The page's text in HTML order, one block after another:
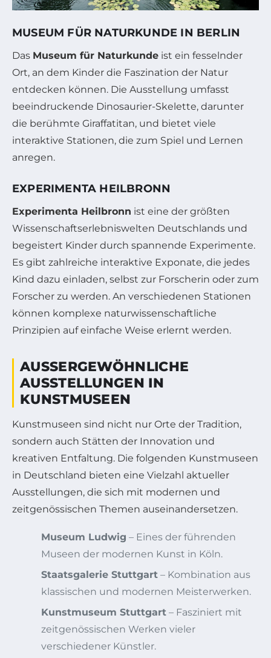
MUSEUM FÜR NATURKUNDE IN BERLIN
Das Museum für Naturkunde ist ein fesselnder
Ort, an dem Kinder die Faszination der Natur
entdecken können. Die Ausstellung umfasst
beeindruckende Dinosaurier-Skelette, darunter
die berühmte Giraffatitan, und bietet viele
interaktive Stationen, die zum Spiel und Lernen
anregen.
EXPERIMENTA HEILBRONN
Experimenta Heilbronn ist eine der größten
Wissenschaftserlebniswelten Deutschlands und
begeistert Kinder durch spannende Experimente.
Es gibt zahlreiche interaktive Exponate, die jedes
Kind dazu einladen, selbst zur Forscherin oder zum
Forscher zu werden. An verschiedenen Stationen
können komplexe naturwissenschaftliche
Prinzipien auf einfache Weise erlernt werden.
AUSSERGEWÖHNLICHE A
USSTELLUNGEN IN K
UNSTMUSEEN
Kunstmuseen sind nicht nur Orte der Tradition,
sondern auch Stätten der Innovation und
kreativen Entfaltung. Die folgenden Kunstmuseen
in Deutschland bieten eine Vielzahl aktueller
Ausstellungen, die sich mit modernen und
zeitgenössischen Themen auseinandersetzen.
Museum Ludwig – Eines der führenden
Museen der modernen Kunst in Köln.
Staatsgalerie Stuttgart – Kombination aus
klassischen und modernen Meisterwerken.
Kunstmuseum Stuttgart – Fasziniert mit
zeitgenössischen Werken vieler
verschiedener Künstler.